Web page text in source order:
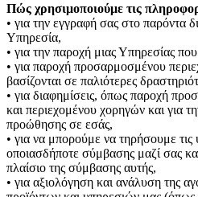
Πώς χρησιμοποιούμε τις
• για την εγγραφή σας στο παρόντα
Υπηρεσία,
• για την παροχή μιας Υπηρεσίας
• για παροχή προσαρμοσμένου
βασίζονται σε παλιότερες
• για διαφημίσεις, όπως παροχή
και περιεχομένου χορηγών και για
προώθησης σε εσάς,
• για να μπορούμε να τηρήσουμε
οποιασδήποτε σύμβασης μαζί σας
πλαίσιο της σύμβασης αυτής,
• για αξιολόγηση και ανάλυση της